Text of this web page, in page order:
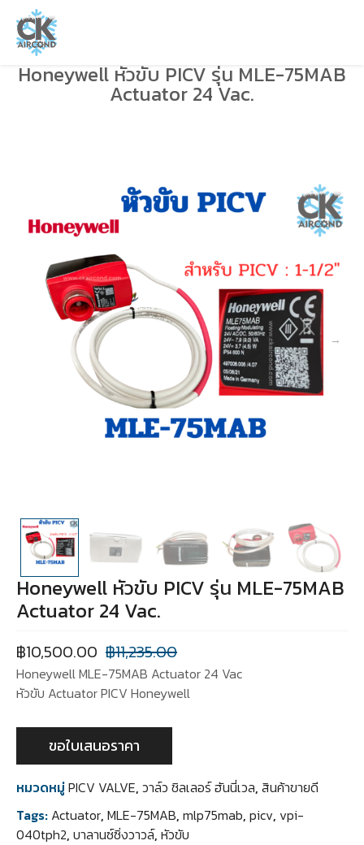
Honeywell หัวขับ PICV รุ่น MLE-75MAB
Actuator 24 Vac.
Honeywell หัวขับ PICV รุ่น MLE-75MAB
Actuator 24 Vac.
฿11,235.00
฿10,500.00
Honeywell MLE-75MAB Actuator 24 Vac
หัวขับ Actuator PICV Honeywell
ขอใบเสนอราคา
หมวดหมู่PICV VALVE, วาล์ว ชิลเลอร์ ฮันนี่เวล, สินค้าขายดี
Tags: Actuator, MLE-75MAB, mlp75mab, picv, vpi-
040tph2, บาลานซ์ซิ่งวาวล์, หัวขับ